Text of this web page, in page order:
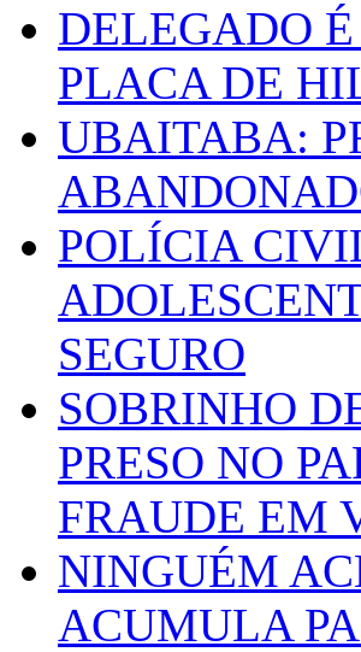
DELEGADO
PLACA DE
UBAITABA:
POLÍCIA
SEGURO
SOBRINHO
PRESO NO
FRAUDE EM
NINGUÉM
ACUMULA